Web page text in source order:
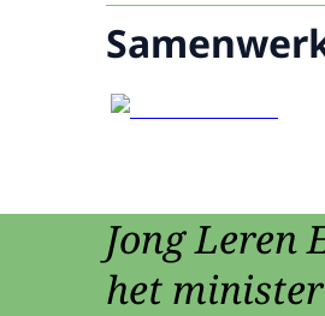
Jong Leren
het